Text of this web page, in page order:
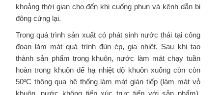
khoảng thời gian cho đến khi cuống phun và kênh dẫn bị
đông cứng lại.
Trong quá trình sản xuất có phát sinh nước thải tại công
đoạn làm mát quá trình đùn ép, gia nhiệt. Sau khi tạo
thành sản phẩm trong khuôn, nước làm mát chạy tuần
hoàn trong khuôn để hạ nhiệt độ khuôn xuống còn còn
50ºC thông qua hệ thống làm mát gián tiếp (làm mát vỏ